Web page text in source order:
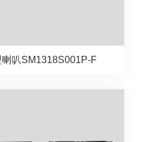
喇叭SM1318S001P-F